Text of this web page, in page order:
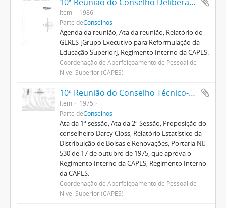
Item
1986
Parte deConselhos
Agenda da reunião; Ata da reunião; Relatório do
GERES [Grupo Executivo para Reformulação da
Educação Superior]; Regimento Interno da CAPES.
Coordenação de Aperfeiçoamento de Pessoal de
Nível Superior (CAPES)
10ª Reunião do Conselho Técnico-Administrativo
Item
1975
Parte deConselhos
Ata da 1ª sessão; Ata da 2ª Sessão; Proposição do
conselheiro Darcy Closs; Relatório Estatístico da
Distribuição de Bolsas e Renovações; Portaria N
530 de 17 de outubro de 1975, que aprova o
Regimento Interno da CAPES; Regimento Interno
da CAPES.
Coordenação de Aperfeiçoamento de Pessoal de
Nível Superior (CAPES)